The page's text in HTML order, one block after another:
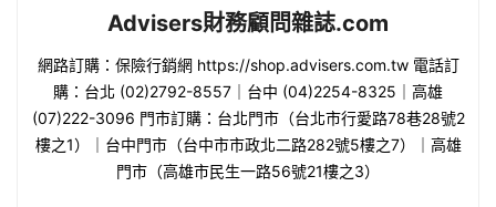
Advisers財務顧問雜誌.com
網路訂購：保險行銷網 https://shop.advisers.com.tw 電話訂
購：台北 (02)2792-8557｜台中 (04)2254-8325｜高雄
(07)222-3096 門市訂購：台北門市（台北市行愛路78巷28號2
樓之1）｜台中門市（台中市市政北二路282號5樓之7）｜高雄
門市（高雄市民生一路56號21樓之3）